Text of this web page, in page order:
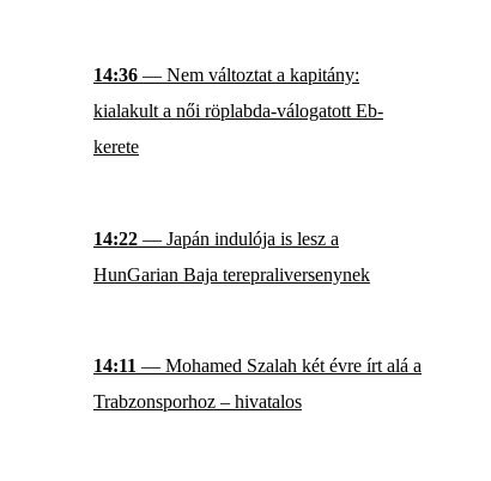
14:36 — Nem változtat a kapitány:
kialakult a női röplabda-válogatott Eb-
kerete
14:22 — Japán indulója is lesz a
HunGarian Baja terepraliversenynek
14:11 — Mohamed Szalah két évre írt alá a
Trabzonsporhoz – hivatalos